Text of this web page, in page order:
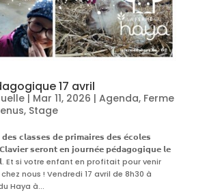
17 avril
| Mar 11, 2026 | Agenda, Ferme
, Stage
𝗰𝗹𝗮𝘀𝘀𝗲𝘀 𝗱𝗲 𝗽𝗿𝗶𝗺𝗮𝗶𝗿𝗲𝘀 𝗱𝗲𝘀 𝗲́𝗰𝗼𝗹𝗲𝘀
𝘀𝗲𝗿𝗼𝗻𝘁 𝗲𝗻 𝗷𝗼𝘂𝗿𝗻𝗲́𝗲 𝗽𝗲́𝗱𝗮𝗴𝗼𝗴𝗶𝗾𝘂𝗲 𝗹𝗲
Et si votre enfant en profitait pour venir
nous ! Vendredi 17 avril de 8h30 à
Haya à...